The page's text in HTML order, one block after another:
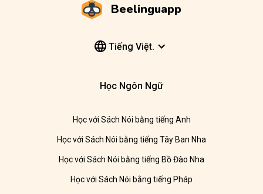
Beelinguapp
Tiếng Việt.
Học Ngôn Ngữ
Học với Sách Nói bằng tiếng Anh
Học với Sách Nói bằng tiếng Tây Ban Nha
Học với Sách Nói bằng tiếng Bồ Đào Nha
Học với Sách Nói bằng tiếng Pháp